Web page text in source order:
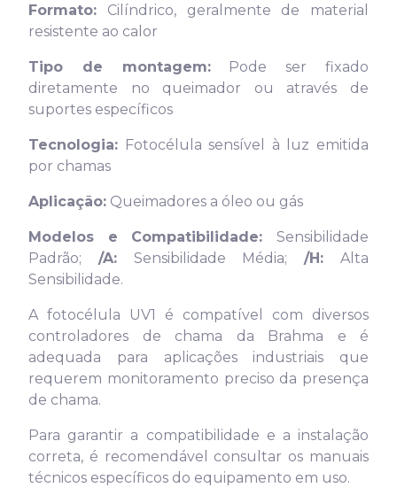
Formato: Cilíndrico, geralmente de material
resistente ao calor
Tipo de montagem:Pode ser fixado
diretamente no queimador ou através de
suportes específicos
Tecnologia: Fotocélula sensível à luz emitida
por chamas
Aplicação: Queimadores a óleo ou gás
Modelos e Compatibilidade:
Sensibilidade
Padrão; /A:Sensibilidade Média;/H: Alta
Sensibilidade.
A fotocélula UV1 é compatível com diversos
controladores de chama da Brahma e é
adequada para aplicações industriais que
requerem monitoramento preciso da presença
de chama.
Para garantir a compatibilidade e a instalação
correta, é recomendável consultar os manuais
técnicos específicos do equipamento em uso.